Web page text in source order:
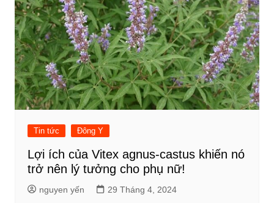
Tin tức Đông Y
Lợi ích của Vitex agnus-castus khiến nó
trở nên lý tưởng cho phụ nữ!
nguyen yến 29 Tháng 4, 2024